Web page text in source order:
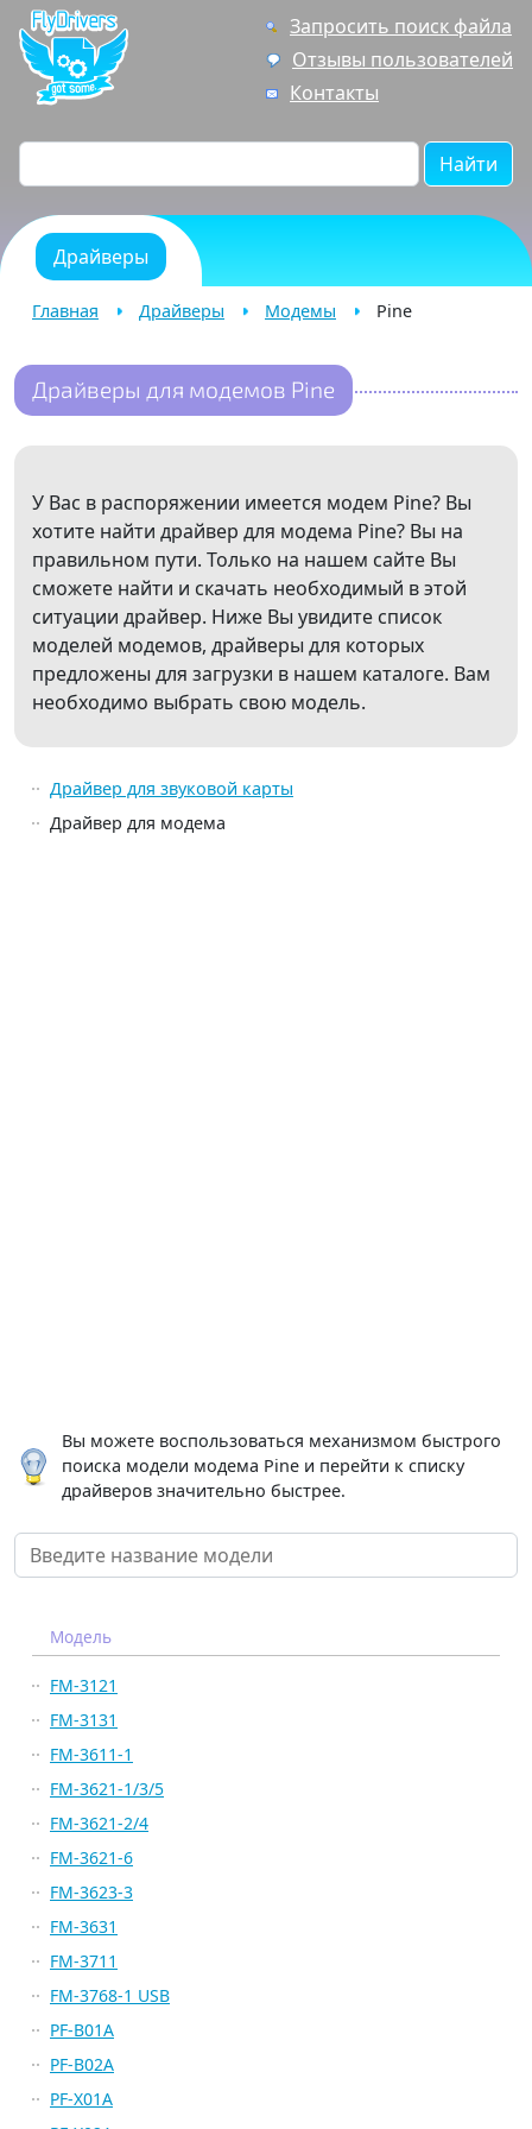
Запросить поиск файла
Отзывы пользователей
Контакты
Найти
Драйверы
Главная Драйверы Модемы Pine
Драйверы для модемов Pine
У Вас в распоряжении имеется модем Pine? Вы
хотите найти драйвер для модема Pine? Вы на
правильном пути. Только на нашем сайте Вы
сможете найти и скачать необходимый в этой
ситуации драйвер. Ниже Вы увидите список
моделей модемов, драйверы для которых
предложены для загрузки в нашем каталоге. Вам
необходимо выбрать свою модель.
Драйвер для звуковой карты
Драйвер для модема
Вы можете воспользоваться механизмом быстрого
поиска модели модема Pine и перейти к списку
драйверов значительно быстрее.
Модель
FM-3121
FM-3131
FM-3611-1
FM-3621-1/3/5
FM-3621-2/4
FM-3621-6
FM-3623-3
FM-3631
FM-3711
FM-3768-1 USB
PF-B01A
PF-B02A
PF-X01A